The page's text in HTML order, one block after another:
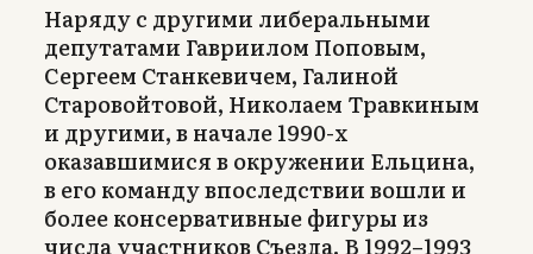
Наряду с другими либеральными
депутатами Гавриилом Поповым,
Сергеем Станкевичем, Галиной
Старовойтовой, Николаем Травкиным
и другими, в начале 1990-х
оказавшимися в окружении Ельцина,
в его команду впоследствии вошли и
более консервативные фигуры из
числа участников Съезда. В 1992–1993